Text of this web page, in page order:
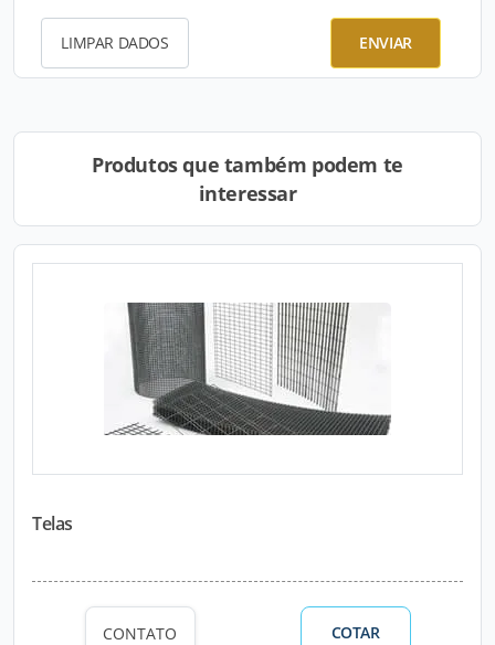
LIMPAR DADOS ENVIAR
Produtos que também podem te
interessar
Telas
CONTATO COTAR